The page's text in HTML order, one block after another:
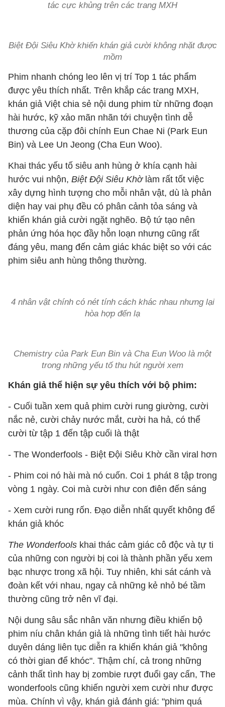
tác cực khủng trên các trang MXH
Biệt Đội Siêu Khờ khiến khán giả cười không nhặt được
mồm
Phim nhanh chóng leo lên vị trí Top 1 tác phẩm
được yêu thích nhất. Trên khắp các trang MXH,
khán giả Việt chia sẻ nội dung phim từ những đoạn
hài hước, kỹ xảo mãn nhãn tới chuyện tình dễ
thương của cặp đôi chính Eun Chae Ni (Park Eun
Bin) và Lee Un Jeong (Cha Eun Woo).
Khai thác yếu tố siêu anh hùng ở khía cạnh hài
hước vui nhộn, Biệt Đội Siêu Khờlàm rất tốt việc
xây dựng hình tượng cho mỗi nhân vật, dù là phản
diện hay vai phụ đều có phân cảnh tỏa sáng và
khiến khán giả cười ngặt nghẽo. Bộ tứ tạo nên
phản ứng hóa học đầy hỗn loạn nhưng cũng rất
đáng yêu, mang đến cảm giác khác biệt so với các
phim siêu anh hùng thông thường.
4 nhân vật chính có nét tính cách khác nhau nhưng lại
hòa hợp đến lạ
Chemistry của Park Eun Bin và Cha Eun Woo là một
trong những yếu tố thu hút người xem
Khán giả thể hiện sự yêu thích với bộ phim:
- Cuối tuần xem quả phim cười rung giường, cười
nắc nẻ, cười chảy nước mắt, cười ha hả, có thể
cười từ tập 1 đến tập cuối là thật
- The Wonderfools - Biệt Đội Siêu Khờ cần viral hơn
- Phim coi nó hài mà nó cuốn. Coi 1 phát 8 tập trong
vòng 1 ngày. Coi mà cười như con điên đến sáng
- Xem cười rung rốn. Đạo diễn nhất quyết không để
khán giả khóc
The Wonderfools khai thác cảm giác cô độc và tự ti
của những con người bị coi là thành phần yếu xem
bạc nhược trong xã hội. Tuy nhiên, khi sát cánh và
đoàn kết với nhau, ngay cả những kẻ nhỏ bé tầm
thường cũng trở nên vĩ đại.
Nội dung sâu sắc nhân văn nhưng điều khiến bộ
phim níu chân khán giả là những tình tiết hài hước
duyên dáng liên tục diễn ra khiến khán giả "không
có thời gian để khóc". Thậm chí, cả trong những
cảnh thất tình hay bị zombie rượt đuổi gay cấn, The
wonderfools cũng khiến người xem cười như được
mùa. Chính vì vậy, khán giả đánh giá: "phim quá